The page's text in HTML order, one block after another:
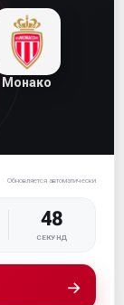
Монако
Обновляется автоматически
47
СЕКУНД
→